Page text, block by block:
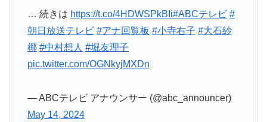
… 続きは https://t.co/4HDWSPkBIi#ABCテレビ #
朝日放送テレビ #アナ回覧板 #小寺右子 #大石紗
椰 #中村想人 #堀友理子
pic.twitter.com/OGNkyjMXDn
— ABCテレビ アナウンサー (@abc_announcer)
May 14, 2024